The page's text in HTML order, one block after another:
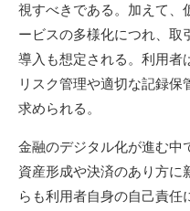
視すべきである。加えて、
ービスの多様化につれ、取
導入も想定される。利用者
リスク管理や適切な記録
求められる。
金融のデジタル化が進む中
資産形成や決済のあり方に
らも利用者自身の自己責任